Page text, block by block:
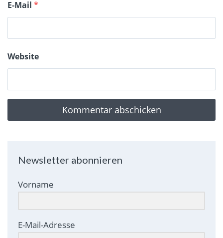
E-Mail *
Website
Newsletter abonnieren
Vorname
E-Mail-Adresse